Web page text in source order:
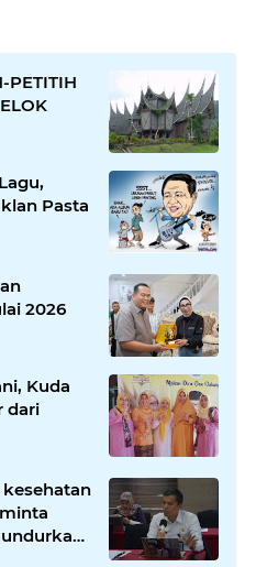
PETITIH
Pasta
2026
Kuda
dari